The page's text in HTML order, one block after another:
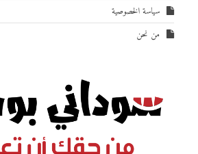
سياسة الخصوصية
من نحن